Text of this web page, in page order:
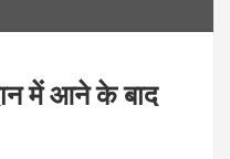
में आने के बाद